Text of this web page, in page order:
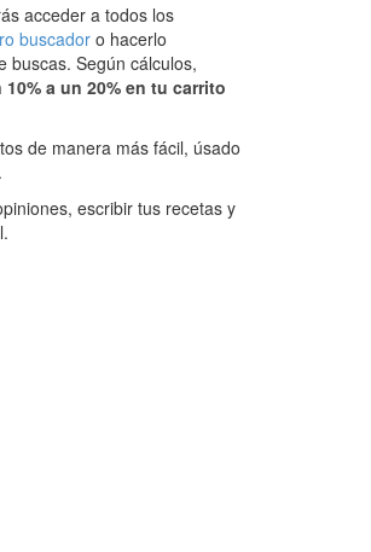
acceder a todos los
buscadoro hacerlo
buscas. Según cálculos,
a un 20% en tu carrito
de manera más fácil, úsado
escribir tus recetas y